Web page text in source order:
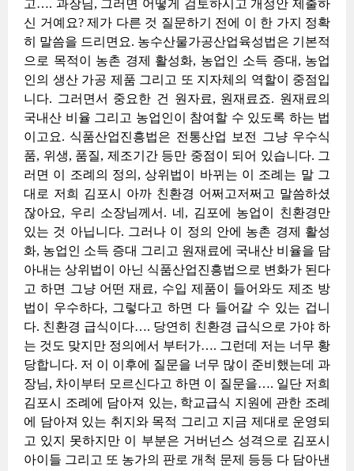
고…. 과장님, 그러면 어떻게 검토하시고 개정안 제출하
신 거예요? 제가 다른 것 질문하기 전에 이 한 가지 정확
히 말씀을 드리면요. 농수산물가공산업육성법은 기본적
으로 목적이 농촌 경제 활성화, 농업인 소득 증대, 농업
인의 생산 가공 제품 그리고 또 지자체의 역할이 중점입
니다. 그러면서 중요한 건 원자료, 원재료죠. 원재료의
국내산 비율 그리고 농업인이 참여할 수 있도록 하는 법
이고요. 식품산업진흥법은 전통산업 보전 그냥 우수식
품, 위생, 품질, 제조기간 등만 중점이 되어 있습니다. 그
러면 이 조례의 정의, 상위법이 바뀌는 이 조례는 말 그
대로 저희 김포시 아까 친환경 어쩌고저쩌고 말씀하셨
잖아요, 우리 소장님께서. 네, 김포에 농업이 친환경만
있는 것 아닙니다. 그러나 이 정의 안에 농촌 경제 활성
화, 농업인 소득 증대 그리고 원재료에 국내산 비율을 담
아내는 상위법이 아닌 식품산업진흥법으로 변화가 된다
고 하면 그냥 어떤 재료, 수입 제품이 들어와도 제조 방
법이 우수하다, 그렇다고 하면 다 들어갈 수 있는 겁니
다. 친환경 급식이다…. 당연히 친환경 급식으로 가야 하
는 것도 맞지만 정의에서 부터가…. 그런데 저는 너무 황
당합니다. 저 이 이후에 질문을 너무 많이 준비했는데 과
장님, 차이부터 모르신다고 하면 이 질문을…. 일단 저희
김포시 조례에 담아져 있는, 학교급식 지원에 관한 조례
에 담아져 있는 취지와 목적 그리고 지금 제대로 운영되
고 있지 못하지만 이 부분은 거버넌스 성격으로 김포시
아이들 그리고 또 농가의 판로 개척 문제 등등 다 담아낸